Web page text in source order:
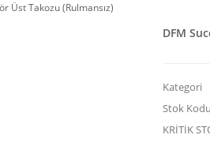
Üst Takozu (Rulmansız)
DFM
Kategori
Stok Kodu
KRİTİK